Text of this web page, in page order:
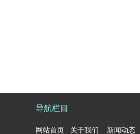
导航栏目
网站首页 关于我们 新闻动态